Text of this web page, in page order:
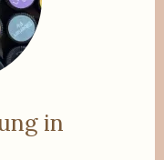
in